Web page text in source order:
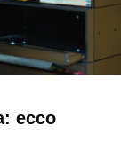
ecco